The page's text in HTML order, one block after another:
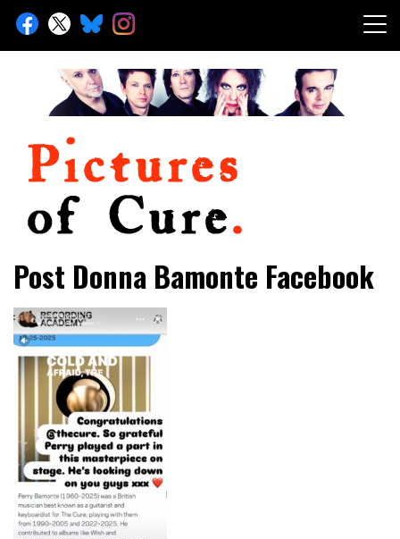
Skip
content
Pictures of Cure
Post Donna Bamonte Facebook